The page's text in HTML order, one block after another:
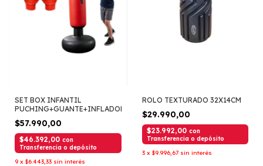
SET BOX INFANTIL
PUCHING+GUANTE+INFLADOR
$57.990,00
$46.392,00 con
Transferencia o depósito
9 x $6.443,33 sin interés
ROLO TEXTURADO 32X14CM
$29.990,00
$23.992,00 con
Transferencia o depósito
3 x $9.996,67 sin interés